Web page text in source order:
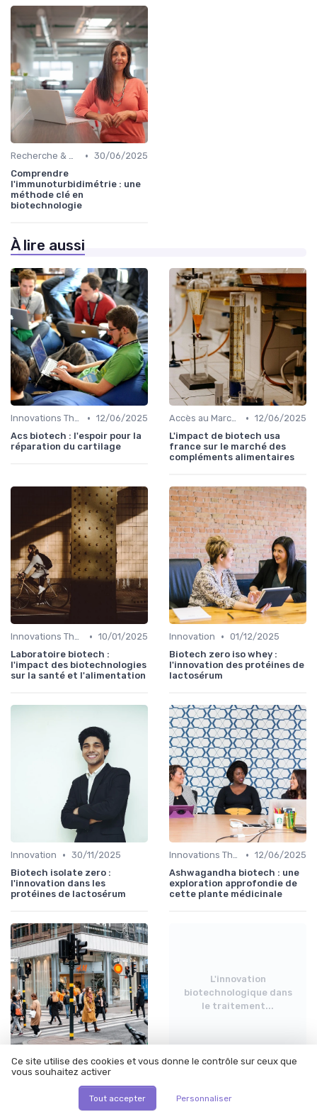
Recherche & Développement • 30/06/2025
Comprendre
l'immunoturbidimétrie : une
méthode clé en
biotechnologie
À lire aussi
Innovations Thérapeutiques • 12/06/2025
Acs biotech : l'espoir pour la
réparation du cartilage
Accès au Marché • 12/06/2025
L'impact de biotech usa
france sur le marché des
compléments alimentaires
Innovations Thérapeutiques • 10/01/2025
Laboratoire biotech :
l'impact des biotechnologies
sur la santé et l'alimentation
Innovation • 01/12/2025
Biotech zero iso whey :
l'innovation des protéines de
lactosérum
Innovation • 30/11/2025
Biotech isolate zero :
l'innovation dans les
protéines de lactosérum
Innovations Thérapeutiques • 12/06/2025
Ashwagandha biotech : une
exploration approfondie de
cette plante médicinale
Innovation • 30/11/2025
Phyco biotech : l'innovation
au service de la santé et de
L'innovation
biotechnologique dans
le traitement...
biotechnologique dans le
Ce site utilise des cookies et vous donne le contrôle sur ceux que
vous souhaitez activer
Tout accepter Personnaliser